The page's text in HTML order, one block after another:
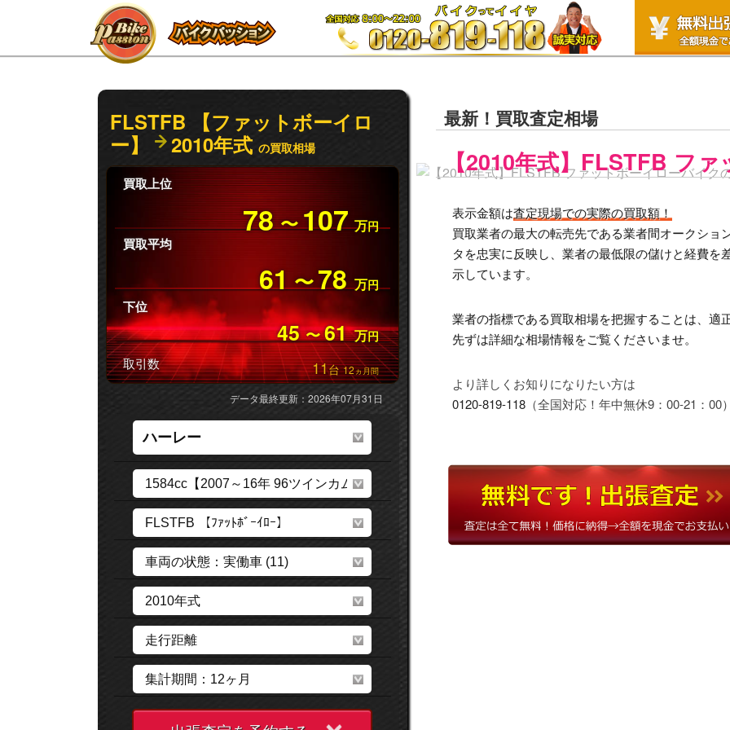
最新！買取査定相場
【2010年式】FLSTFB ファ
表示金額は査定現場での実際の買取額！
買取業者の最大の転売先である業者間オークショ
タを忠実に反映し、業者の最低限の儲けと経費を
示しています。
業者の指標である買取相場を把握することは、適
先ずは詳細な相場情報をご覧くださいませ。
より詳しくお知りになりたい方は
0120-819-118（全国対応！年中無休9：00-21：00
FLSTFB 【ファットボーイロ
ー】
2010年式 の買取相場
買取上位
78 〜107 万円
買取平均
61 〜78 万円
下位
45 〜61 万円
取引数 11台12ヵ月間
データ最終更新：2026年07月31日